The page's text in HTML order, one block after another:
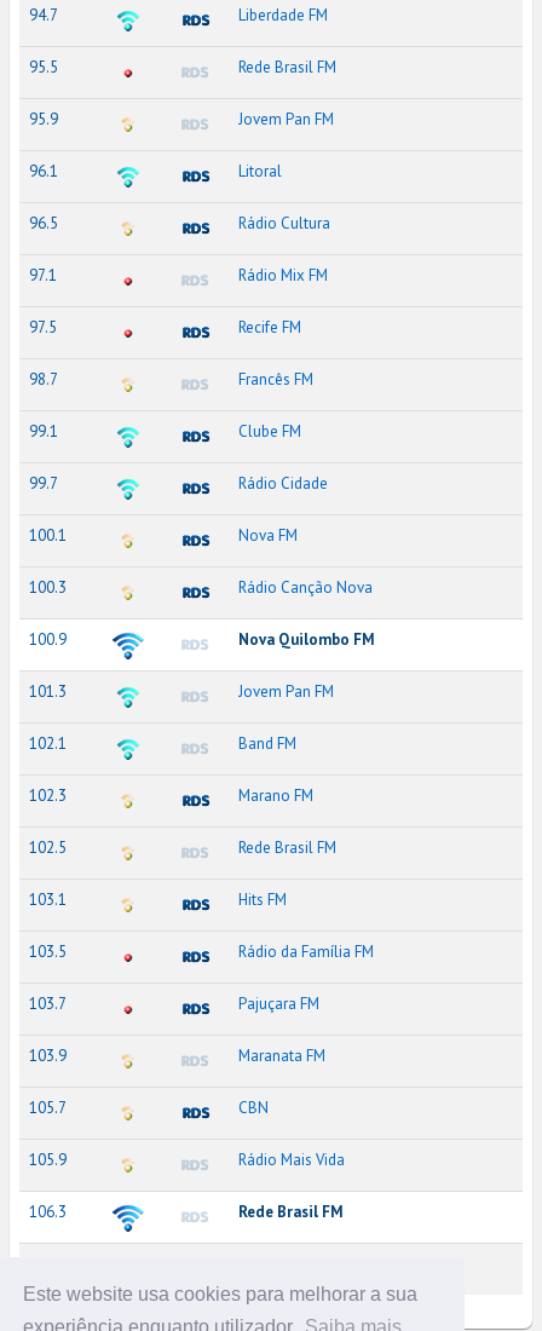
Este website usa cookies para melhorar a sua
94.7 Liberdade FM
95.5 Rede Brasil FM
95.9 Jovem Pan FM
96.1 Litoral
96.5 Rádio Cultura
97.1 Rádio Mix FM
97.5 Recife FM
98.7 Francês FM
99.1 Clube FM
99.7 Rádio Cidade
100.1 Nova FM
100.3 Rádio Canção Nova
100.9 Nova Quilombo FM
101.3 Jovem Pan FM
102.1 Band FM
102.3 Marano FM
102.5 Rede Brasil FM
103.1 Hits FM
103.5 Rádio da Família FM
103.7 Pajuçara FM
103.9 Maranata FM
105.7 CBN
105.9 Rádio Mais Vida
106.3 Rede Brasil FM